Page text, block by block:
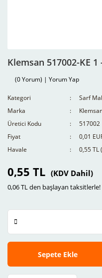
Klemsan 517002-KE
(0 Yorum) | Yorum Yap
Kategori
Sarf
Marka
Üretici Kodu
517002
Fiyat
0,01
Havale
0,55 TL
0,55 TL (KDV Dahil)
0,06 TL den başlayan taksitlerle!
Sepete Ekle